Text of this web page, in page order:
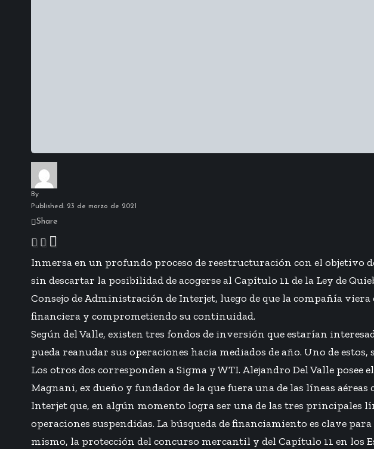
By
Published: 23 de marzo de 2021
Share
Inmersa en un profundo proceso de reestructuración con el
sin descartar la posibilidad de acogerse al Capítulo 11 de la Ley de
Consejo de Administración de Interjet, luego de que la compañía
financiera y comprometiendo su continuidad.
Según del Valle, existen tres fondos de inversión que estarían
pueda reanudar sus operaciones hacia mediados de año. Uno de
Los otros dos corresponden a Sigma y WTI. Alejandro Del Valle posee
Magnani, ex dueño y fundador de la que fuera una de las líneas
Interjet que, en algún momento logra ser una de las tres principales
operaciones suspendidas. La búsqueda de financiamiento es clave
mismo, la protección del concurso mercantil y del Capítulo 11 en